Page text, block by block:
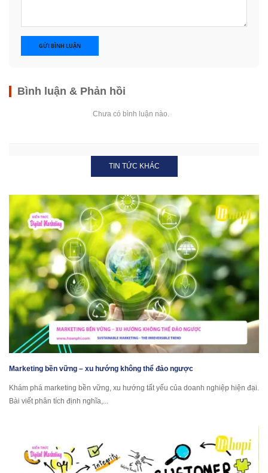
GỬI BÌNH LUẬN
Bình luận & Phản hồi
Chưa có bình luận nào.
TIN TỨC KHÁC
Marketing bền vững – xu hướng không thể đảo ngược
Khám phá marketing bền vững, xu hướng tất yếu của doanh nghiệp hiện đại.
Bài viết phân tích định nghĩa,...